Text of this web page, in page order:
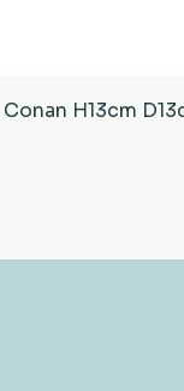
H13cm